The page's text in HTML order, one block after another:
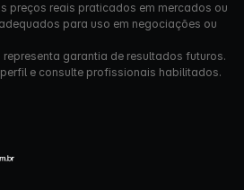
preços reais praticados em mercados ou
para uso em negociações ou
garantia de resultados futuros.
e consulte profissionais habilitados.